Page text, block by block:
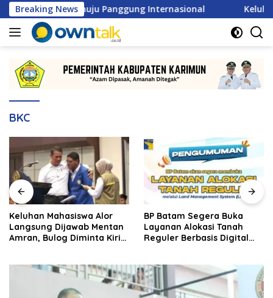
Langsung
ke
konten
Breaking News
Menuju Panggung Internasional Keluhan
BKC
Keluhan Mahasiswa Alor
Langsung Dijawab Mentan
Amran, Bulog Diminta Kirim
BP Batam Segera Buka
Layanan Alokasi Tanah
Reguler Berbasis Digital